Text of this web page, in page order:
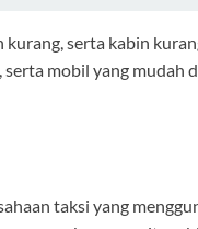
serta kabin
mobil yang mudah
taksi yang